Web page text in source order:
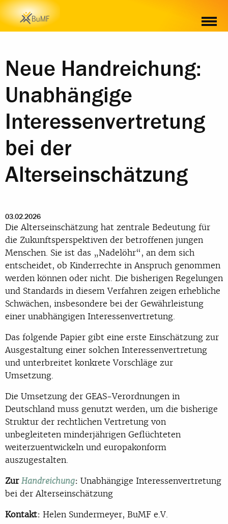
MATERIAL
Neue Handreichung:
Unabhängige
Interessenvertretung
bei der
Alterseinschätzung
03.02.2026
Die Alterseinschätzung hat zentrale Bedeutung für
die Zukunftsperspektiven der betroffenen jungen
Menschen. Sie ist das „Nadelöhr“, an dem sich
entscheidet, ob Kinderrechte in Anspruch genommen
werden können oder nicht. Die bisherigen Regelungen
und Standards in diesem Verfahren zeigen erhebliche
Schwächen, insbesondere bei der Gewährleistung
einer unabhängigen Interessenvertretung.
Das folgende Papier gibt eine erste Einschätzung zur
Ausgestaltung einer solchen Interessenvertretung
und unterbreitet konkrete Vorschläge zur
Umsetzung.
Die Umsetzung der GEAS-Verordnungen in
Deutschland muss genutzt werden, um die bisherige
Struktur der rechtlichen Vertretung von
unbegleiteten minderjährigen Geflüchteten
weiterzuentwickeln und europakonform
auszugestalten.
ZurHandreichung: Unabhängige Interessenvertretung
bei der Alterseinschätzung
Kontakt: Helen Sundermeyer, BuMF e.V.